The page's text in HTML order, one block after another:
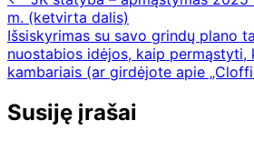
tarp
įrašų
m. (ketvirta dalis)
Išsiskyrimas su savo grindų plano
nuostabios idėjos, kaip permąstyti,
kambariais (ar girdėjote apie
Susiję įrašai